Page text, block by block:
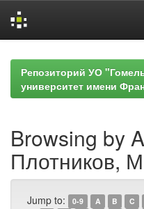
navigationРепозиторий УО
университет имени
Browsing by
Плотников,
Jump to: 0-9 A B C